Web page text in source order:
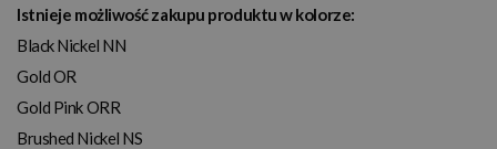
Istnieje możliwość zakupu produktu w kolorze:
Black Nickel NN
Gold OR
Gold Pink ORR
Brushed Nickel NS